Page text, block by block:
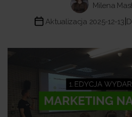
Milena
Aktualizacja 2025-12-13